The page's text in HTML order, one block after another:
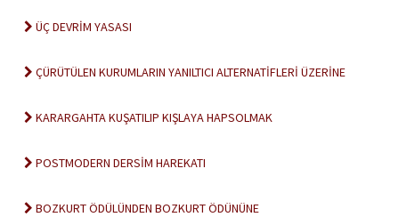
ÜÇ DEVRİM YASASI
ÇÜRÜTÜLEN KURUMLARIN YANILTICI ALTERNATİFLERİ ÜZERİNE
KARARGAHTA KUŞATILIP KIŞLAYA HAPSOLMAK
POSTMODERN DERSİM HAREKATI
BOZKURT ÖDÜLÜNDEN BOZKURT ÖDÜNÜNE